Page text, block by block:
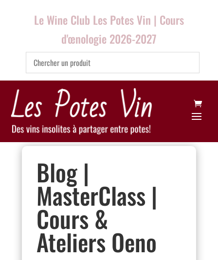
Le Wine Club Les Potes Vin | Cours
d'œnologie 2026-2027
Blog |
MasterClass |
Cours &
Ateliers Oeno